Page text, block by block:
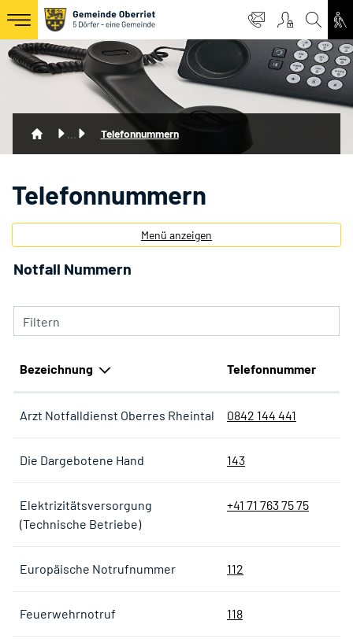
zur Startseite
Direkt zur Hauptnavigation
Direkt zum Inhalt
Direkt zur Suche
Direkt zum Stichwortverzeichnis
Oberriet Logo
Telefonnummern(ausgewählt)
Telefonnummern
Menü anzeigen
Notfall Nummern
Filtern
Bezeichnung Telefonnummer
Arzt Notfalldienst Oberres Rheintal 0842 144 441
Die Dargebotene Hand 143
Elektrizitätsversorgung
(Technische Betriebe)
+41 71 763 75 75
Europäische Notrufnummer 112
Feuerwehrnotruf 118